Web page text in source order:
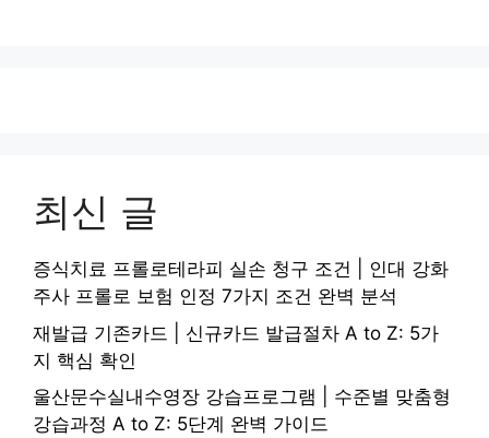
최신 글
증식치료 프롤로테라피 실손 청구 조건 | 인대 강화
주사 프롤로 보험 인정 7가지 조건 완벽 분석
재발급 기존카드 | 신규카드 발급절차 A to Z: 5가
지 핵심 확인
울산문수실내수영장 강습프로그램 | 수준별 맞춤형
강습과정 A to Z: 5단계 완벽 가이드